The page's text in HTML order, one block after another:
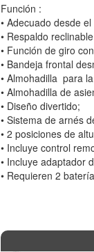
Función :
• Adecuado desde
• Respaldo
• Función de giro
• Bandeja frontal
• Almohadilla para
• Almohadilla de
• Diseño divertido;
• Sistema de arnés
• 2 posiciones de
• Incluye control
• Incluye adaptador
• Requieren 2